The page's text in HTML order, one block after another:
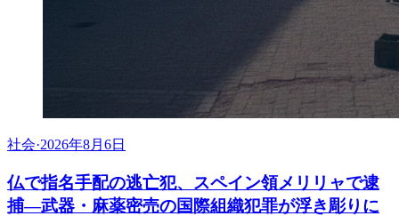
社会·2026年8月6日
仏で指名手配の逃亡犯、スペイン領メリリャで逮
捕―武器・麻薬密売の国際組織犯罪が浮き彫りに